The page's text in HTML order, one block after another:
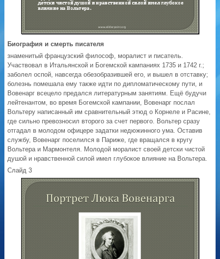
Биография и смерть писателя
знаменитый французский философ, моралист и писатель.
Участвовал в Итальянской и Богемской кампаниях 1735 и 1742 г.;
заболел оспой, навсегда обезобразившей его, и вышел в отставку;
болезнь помешала ему также идти по дипломатическому пути, и
Вовенарг всецело предался литературным занятиям. Ещё будучи
лейтенантом, во время Богемской кампании, Вовенарг послал
Вольтеру написанный им сравнительный этюд о Корнеле и Расине,
где сильно превозносил второго за счет первого. Вольтер сразу
отгадал в молодом офицере задатки недюжинного ума. Оставив
службу, Вовенарг поселился в Париже, где вращался в кругу
Вольтера и Мармонтеля. Молодой моралист своей детски чистой
душой и нравственной силой имел глубокое влияние на Вольтера.
Слайд 3